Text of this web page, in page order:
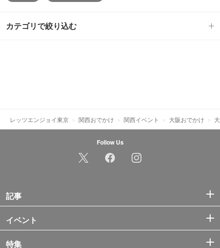
カテゴリで絞り込む
レッツエンジョイ東京 関西おでかけ 関西イベント 大阪おでかけ
Follow Us
記事
イベント
特集